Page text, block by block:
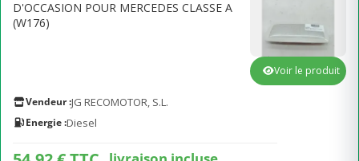
D'OCCASION POUR MERCEDES CLASSE A
(W176)
Vendeur :JG RECOMOTOR, S.L.
Energie :Diesel
Voir le produit